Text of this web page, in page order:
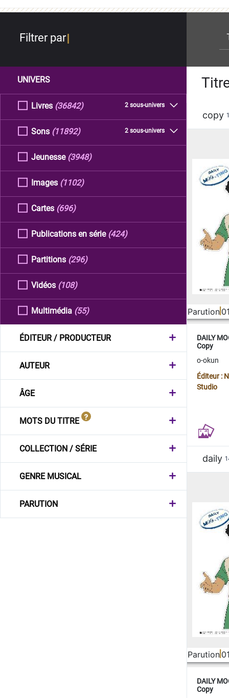
Filtrer par
UNIVERS
Livres 2 sous-univers
(36842)
Sons 2 sous-univers
(11892)
Jeunesse (3948)
Images (1102)
Cartes (696)
Publications en série (424)
Partitions (296)
Vidéos (108)
Multimédia (55)
ÉDITEUR / PRODUCTEUR
AUTEUR
ÂGE
MOTS DU TITRE
COLLECTION / SÉRIE
GENRE MUSICAL
PARUTION
copy
Parution
DAILY
Copy
o-okun
Éditeur :
Studio
daily
Parution
DAILY
Copy